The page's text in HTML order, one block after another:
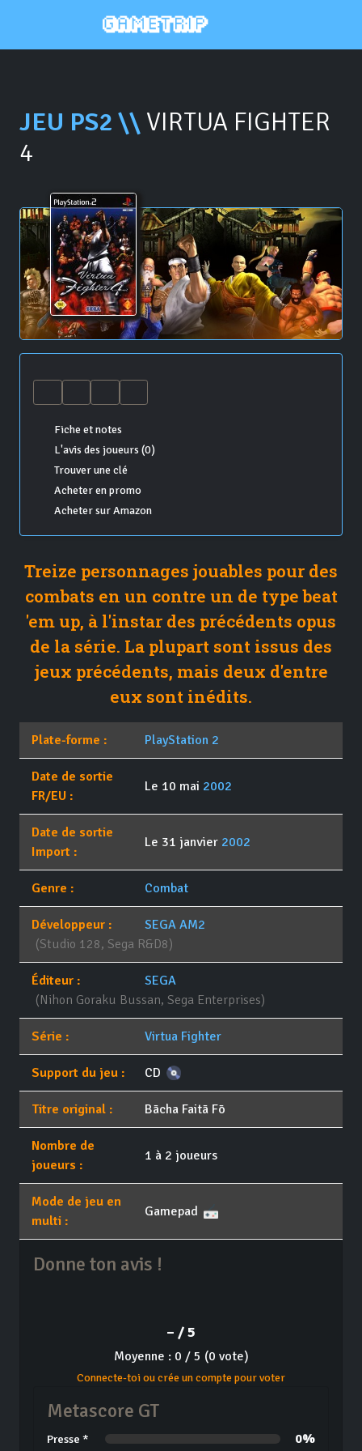
JEU PS2 \\ VIRTUA FIGHTER
4
Fiche et notes
L'avis des joueurs (0)
Trouver une clé
Acheter en promo
Acheter sur Amazon
Treize personnages jouables pour des
combats en un contre un de type beat
'em up, à l'instar des précédents opus
de la série. La plupart sont issus des
jeux précédents, mais deux d'entre
eux sont inédits.
Plate-forme : PlayStation 2
Date de sortie
FR/EU :
Le 10 mai 2002
Date de sortie
Import :
Le 31 janvier 2002
Genre : Combat
Développeur :
SEGA AM2
(Studio 128, Sega R&D8)
Éditeur :
SEGA
(Nihon Goraku Bussan, Sega Enterprises)
Série : Virtua Fighter
Support du jeu : CD
Titre original : Bācha Faitā Fō
Nombre de
joueurs :
1 à 2 joueurs
Mode de jeu en
multi :
Gamepad
Donne ton avis !
– / 5
Moyenne : 0 / 5 (0 vote)
Connecte-toi ou crée un compte pour voter
Metascore GT
Presse * 0%